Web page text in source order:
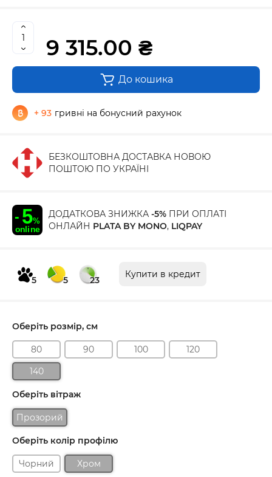
9 315.00 ₴
До кошика
+ 93 гривні на бонусний рахунок
БЕЗКОШТОВНА ДОСТАВКА НОВОЮ
ПОШТОЮ ПО УКРАЇНІ
ДОДАТКОВА ЗНИЖКА -5% ПРИ ОПЛАТІ
ОНЛАЙН PLATA BY MONO, LIQPAY
5 5 23
Купити в кредит
Оберіть розмір, см
80 90 100
120
140
Оберіть вітраж
Прозорий
Оберіть колір профілю
Чорний Хром